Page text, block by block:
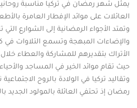
يمثل شهر رمضان في تركيا مناسبة
العائلات على موائد الإفطار العامرة
وتمتد الأجواء الرمضانية إلى الشوارع التي
والإضاءات المبهجة وتسمع التلاوات
الأتراك بتقديرهم للمشاركة والعطاء
حيث تقام موائد الخير في المساجد
وتقاليد تركيا في الولادة بالروح
رمضان إذ تحتفي العائلة بالمولود الجديد